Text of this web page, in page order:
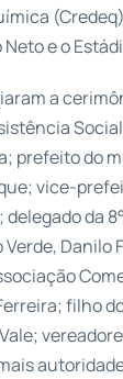
e o
a
prefeito do
vice-
da
Verde, Danilo
filho